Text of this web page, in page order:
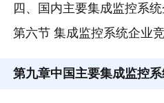
四、国内主要集成监控系
第六节 集成监控系统企业
第九章中国主要集成监控